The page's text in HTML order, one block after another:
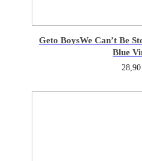
Geto BoysWe Can’t Be
Blue
28,90